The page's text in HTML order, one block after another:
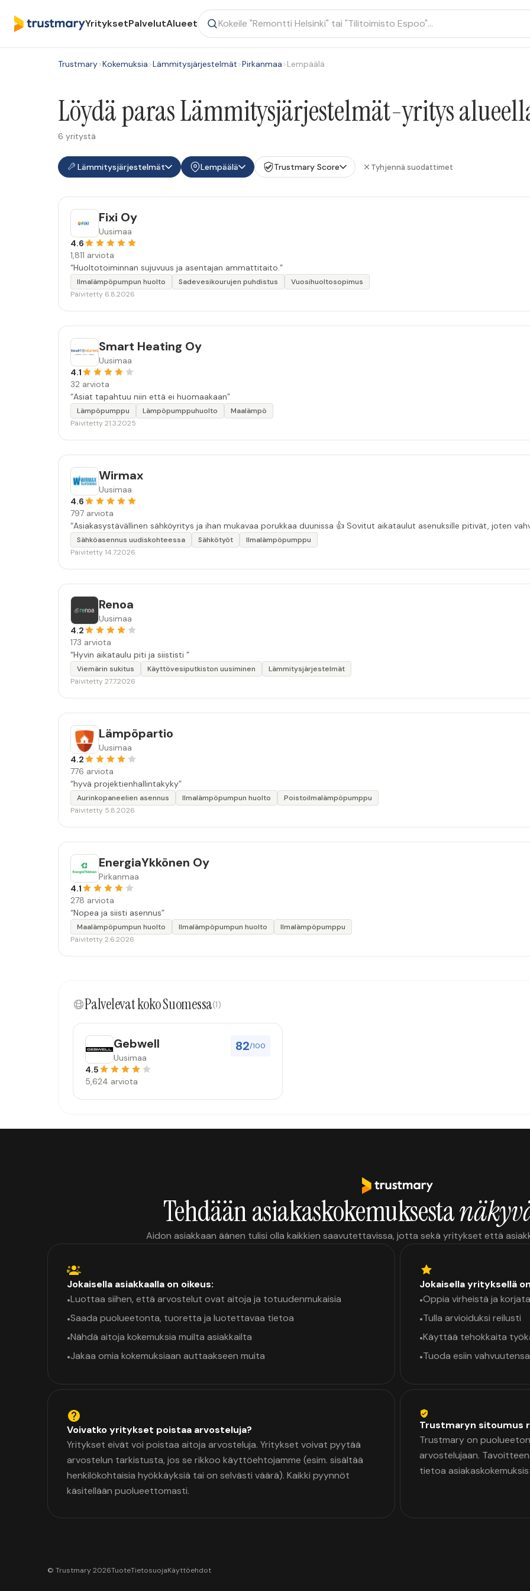
YrityksetPalvelutAlueet
Trustmary>Kokemuksia>Lämmitysjärjestelmät>Pirkanmaa>Lempäälä
Löydä paras Lämmitysjärjestelmät-yritys
6 yritystä
Lämmitysjärjestelmät Lempäälä Trustmary Score Tyhjennä suodattimet
Fixi Oy
Uusimaa
4.6
1,811 arviota
“Huoltotoiminnan sujuvuus ja asentajan ammattitaito.”
Ilmalämpöpumpun huolto Sadevesikourujen puhdistus
Vuosihuoltosopimus
Päivitetty 6.8.2026
Smart Heating Oy
Uusimaa
4.1
32 arviota
“Asiat tapahtuu niin että ei huomaakaan”
Lämpöpumppu Lämpöpumppuhuolto
Maalämpö
Päivitetty 21.3.2025
Wirmax
Uusimaa
4.6
797 arviota
“Asiakasystävällinen sähköyritys ja ihan mukavaa porukkaa duunissa 👍 Sovitut
Sähköasennus uudiskohteessa Sähkötyöt
Ilmalämpöpumppu
Päivitetty 14.7.2026
Renoa
Uusimaa
4.2
173 arviota
“Hyvin aikataulu piti ja siististi ”
Viemärin sukitus Käyttövesiputkiston uusiminen
Lämmitysjärjestelmät
Päivitetty 27.7.2026
Lämpöpartio
Uusimaa
4.2
776 arviota
“hyvä projektienhallintakyky”
Aurinkopaneelien asennus Ilmalämpöpumpun huolto
Poistoilmalämpöpumppu
Päivitetty 5.8.2026
EnergiaYkkönen Oy
Pirkanmaa
4.1
278 arviota
“Nopea ja siisti asennus”
Maalämpöpumpun huolto Ilmalämpöpumpun huolto
Ilmalämpöpumppu
Päivitetty 2.6.2026
Palvelevat koko Suomessa(1)
82/100
Gebwell
Uusimaa
4.5
5,624 arviota
Tehdään asiakaskokemuksesta
Aidon asiakkaan äänen tulisi olla kaikkien saavutettavissa, jotta sekä yritykset että
Jokaisella asiakkaalla on oikeus:
•Luottaa siihen, että arvostelut ovat aitoja ja totuudenmukaisia
•Saada puolueetonta, tuoretta ja luotettavaa tietoa
•Nähdä aitoja kokemuksia muilta asiakkailta
•Jakaa omia kokemuksiaan auttaakseen muita
Jokaisella yrityksellä
•Oppia virheistä ja
•Tulla arvioiduksi reilusti
•Käyttää tehokkaita
•Tuoda esiin vahvuutensa
Voivatko yritykset poistaa arvosteluja?
Yritykset eivät voi poistaa aitoja arvosteluja. Yritykset voivat pyytää
arvostelun tarkistusta, jos se rikkoo käyttöehtojamme (esim. sisältää
henkilökohtaisia hyökkäyksiä tai on selvästi väärä). Kaikki pyynnöt
käsitellään puolueettomasti.
Trustmaryn sitoumus
Trustmary on
arvostelujaan.
tietoa
© Trustmary 2026TuoteTietosuojaKäyttöehdot